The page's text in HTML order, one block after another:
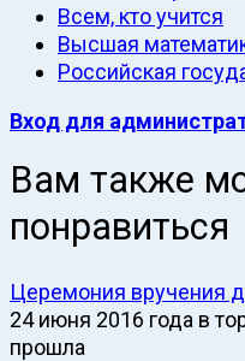
Всем, кто учится
Высшая
Российская
Вход для
Вам также
понравиться
Церемония вручения
24 июня 2016 года в
прошла